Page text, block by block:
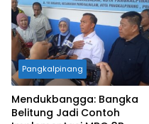
Pangkalpinang
Mendukbangga: Bangka
Belitung Jadi Contoh